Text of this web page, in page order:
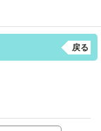
戻る